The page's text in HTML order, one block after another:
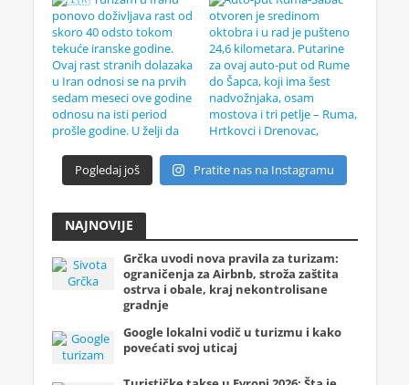
Pogledaj još Pratite nas na Instagramu
NAJNOVIJE
Grčka uvodi nova pravila za turizam:
ograničenja za Airbnb, stroža zaštita
ostrva i obale, kraj nekontrolisane
gradnje
Google lokalni vodič u turizmu i kako
povećati svoj uticaj